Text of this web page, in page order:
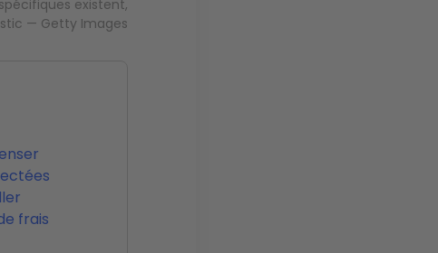
existent,
— Getty Images
frais